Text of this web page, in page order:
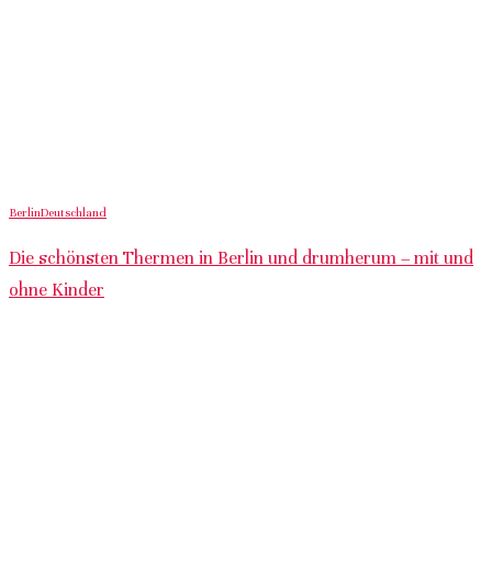
BerlinDeutschland
Die schönsten Thermen in Berlin und drumherum – mit und
ohne Kinder